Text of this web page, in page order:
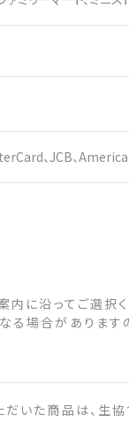
、JCB、
内に沿ってご選択く
場合があります
いた商品は、生